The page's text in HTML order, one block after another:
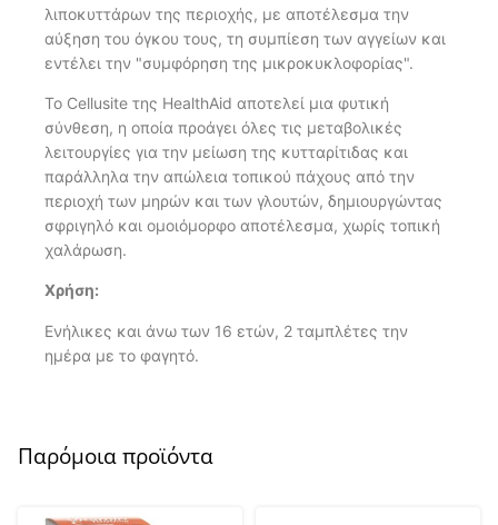
λιποκυττάρων της περιοχής, με αποτέλεσμα την
αύξηση του όγκου τους, τη συμπίεση των αγγείων και
εντέλει την "συμφόρηση της μικροκυκλοφορίας".
Το Cellusite της HealthAid αποτελεί μια φυτική
σύνθεση, η οποία προάγει όλες τις μεταβολικές
λειτουργίες για την μείωση της κυτταρίτιδας και
παράλληλα την απώλεια τοπικού πάχους από την
περιοχή των μηρών και των γλουτών, δημιουργώντας
σφριγηλό και ομοιόμορφο αποτέλεσμα, χωρίς τοπική
χαλάρωση.
Χρήση:
Ενήλικες και άνω των 16 ετών, 2 ταμπλέτες την
ημέρα με το φαγητό.
Παρόμοια προϊόντα